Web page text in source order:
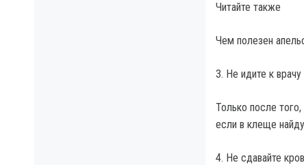
Читайте также
Чем полезен
3. Не идите к
Только после
если в клеще
4. Не сдавайте